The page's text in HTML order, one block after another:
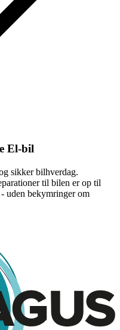
El-bil
sikker bilhverdag.
til bilen er op til
uden bekymringer om